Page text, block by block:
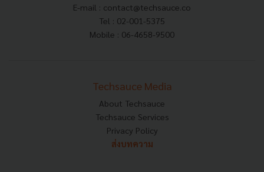
E-mail : contact@techsauce.co
Tel : 02-001-5375
Mobile : 06-4658-9500
Techsauce Media
About Techsauce
Techsauce Services
Privacy Policy
ส่งบทความ